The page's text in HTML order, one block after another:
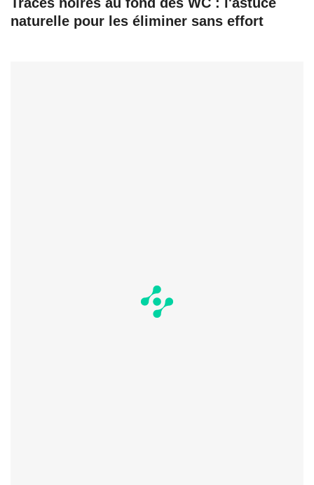
naturelle pour les éliminer sans effort